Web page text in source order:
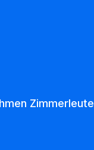
Zimmerleute